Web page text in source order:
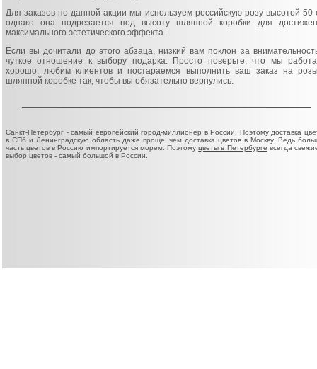
Для заказов по данной акции мы используем российскую розу высотой 50
однако она подрезается под высоту шляпной коробки для
максимального эстетического эффекта.
Если вы дочитали до этого абзаца, низкий вам поклон за
чуткое отношение к выбору подарка. Просто поверьте, что мы
хорошо, любим клиентов и постараемся выполнить ваш заказ на
шляпной коробке так, чтобы вы обязательно вернулись.
Санкт-Петербург - самый европейский город-миллионер в России. Поэтому доставка
в СПб и Ленинградскую область даже проще, чем доставка цветов в Москву. Ведь
часть цветов в Россию импортируется морем. Поэтомуцветы в Петербурге всегда
выбор цветов - самый большой в России.